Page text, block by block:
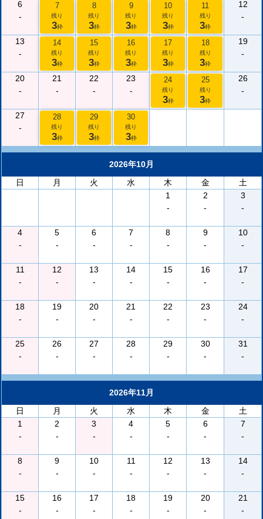
6
-
7
残り
3枠
8
残り
3枠
9
残り
3枠
10
残り
3枠
11
残り
3枠
12
-
13
-
14
残り
3枠
15
残り
3枠
16
残り
3枠
17
残り
3枠
18
残り
3枠
19
-
20
-
21
-
22
-
23
-
24
残り
3枠
25
残り
3枠
26
-
27
-
28
残り
3枠
29
残り
3枠
30
残り
3枠
2026年10月
日
月 火 水 木 金
土
1
-
2
-
3
-
4
-
5
-
6
-
7
-
8
-
9
-
10
-
11
-
12
-
13
-
14
-
15
-
16
-
17
-
18
-
19
-
20
-
21
-
22
-
23
-
24
-
25
-
26
-
27
-
28
-
29
-
30
-
31
-
2026年11月
日
月 火 水 木 金
土
1
-
2
-
3
-
4
-
5
-
6
-
7
-
8
-
9
-
10
-
11
-
12
-
13
-
14
-
15
-
16
-
17
-
18
-
19
-
20
-
21
-